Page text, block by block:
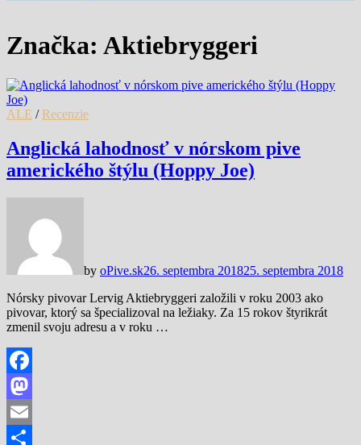
Značka: Aktiebryggeri
ALE / Recenzie
Anglická lahodnosť v nórskom pive
amerického štýlu (Hoppy Joe)
by oPive.sk26. septembra 201825. septembra 2018
Nórsky pivovar Lervig Aktiebryggeri založili v roku 2003 ako
pivovar, ktorý sa špecializoval na ležiaky. Za 15 rokov štyrikrát
zmenil svoju adresu a v roku …
Facebook
Mastodon
Email